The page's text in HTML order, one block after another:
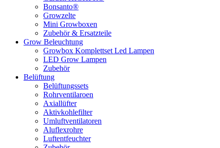
Bonsanto®
Growzelte
Mini Growboxen
Zubehör & Ersatzteile
Grow Beleuchtung
Growbox Komplettset Led Lampen
LED Grow Lampen
Zubehör
Belüftung
Belüftungssets
Rohrventilaroen
Axiallüfter
Aktivkohlefilter
Umluftventilatoren
Aluflexrohre
Luftentfeuchter